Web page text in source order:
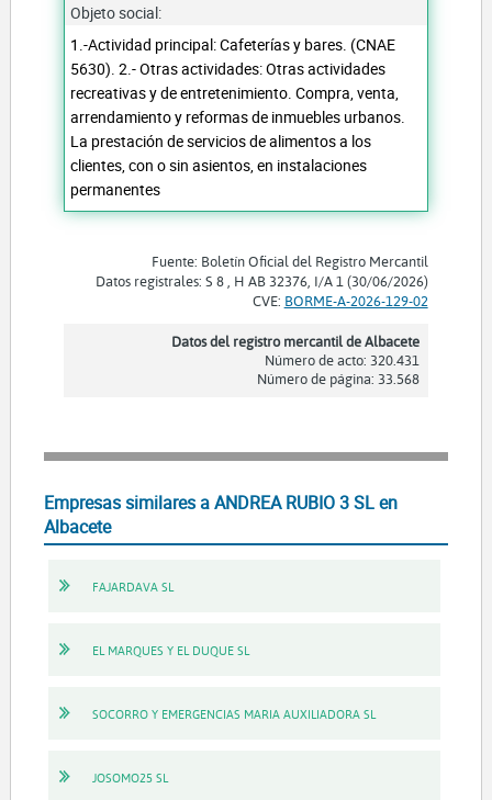
Objeto social:
1.-Actividad principal: Cafeterías y bares. (CNAE
5630). 2.- Otras actividades: Otras actividades
recreativas y de entretenimiento. Compra, venta,
arrendamiento y reformas de inmuebles urbanos.
La prestación de servicios de alimentos a los
clientes, con o sin asientos, en instalaciones
permanentes
Fuente: Boletín Oficial del Registro Mercantil
Datos registrales: S 8 , H AB 32376, I/A 1 (30/06/2026)
CVE: BORME-A-2026-129-02
Datos del registro mercantil de Albacete
Número de acto: 320.431
Número de página: 33.568
Empresas similares a ANDREA RUBIO 3 SL en
Albacete
FAJARDAVA SL
EL MARQUES Y EL DUQUE SL
SOCORRO Y EMERGENCIAS MARIA AUXILIADORA SL
JOSOMO25 SL